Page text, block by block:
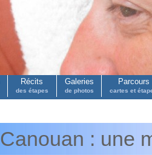
Récits
des étapes
Galeries
de photos
Parcours
cartes et
Canouan : une